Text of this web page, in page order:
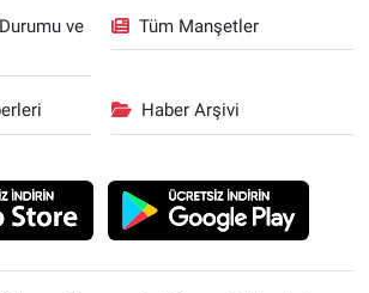
ve
Tüm Manşetler
Haber Arşivi